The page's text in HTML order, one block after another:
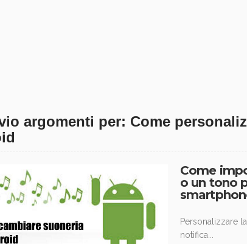
argomenti per: Come
Come
o un tono
Personalizzare
notifica...